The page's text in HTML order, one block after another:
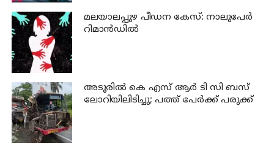
മലയാലപ്പുഴ പീഡന കേസ്: നാലുപേര്‍
റിമാന്‍ഡില്‍
അടൂരില്‍ കെ എസ് ആര്‍ ടി സി ബസ്
ലോറിയിലിടിച്ചു; പത്ത് പേര്‍ക്ക് പരുക്ക്